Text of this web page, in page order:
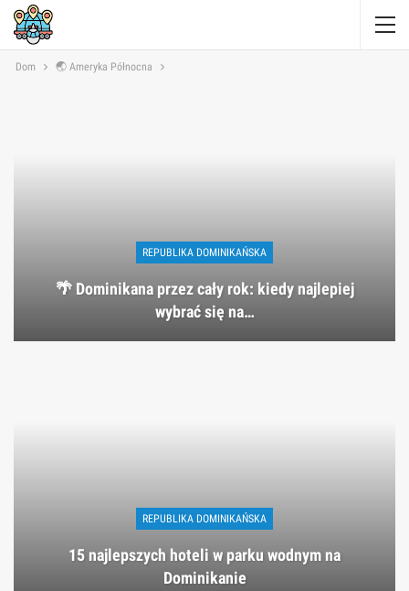
Dom 🌏 Ameryka Północna
REPUBLIKA DOMINIKAŃSKA
🌴 Dominikana przez cały rok: kiedy najlepiej
wybrać się na…
REPUBLIKA DOMINIKAŃSKA
15 najlepszych hoteli w parku wodnym na
Dominikanie